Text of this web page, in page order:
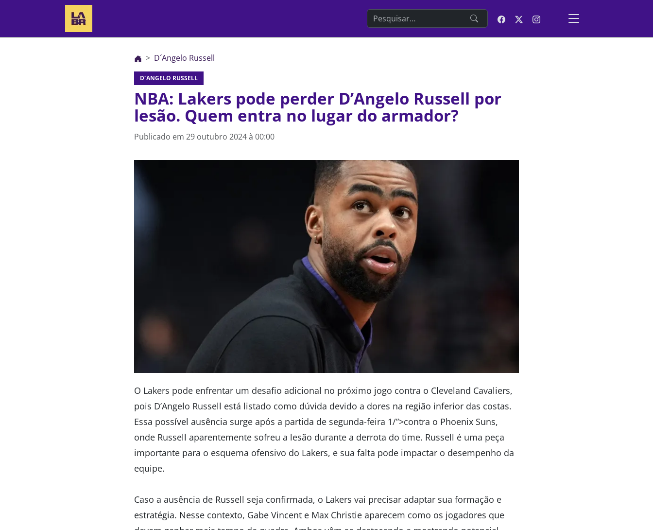
Search the website
D´Angelo Russell
D´ANGELO RUSSELL
NBA: Lakers pode perder D’Angelo Russell por
lesão. Quem entra no lugar do armador?
Publicado em 29 outubro 2024 à 00:00
O Lakers pode enfrentar um desafio adicional no próximo jogo contra o Cleveland Cavaliers,
pois D’Angelo Russell está listado como dúvida devido a dores na região inferior das costas.
Essa possível ausência surge após a partida de segunda-feira 1/”>contra o Phoenix Suns,
onde Russell aparentemente sofreu a lesão durante a derrota do time. Russell é uma peça
importante para o esquema ofensivo do Lakers, e sua falta pode impactar o desempenho da
equipe.
Caso a ausência de Russell seja confirmada, o Lakers vai precisar adaptar sua formação e
estratégia. Nesse contexto, Gabe Vincent e Max Christie aparecem como os jogadores que